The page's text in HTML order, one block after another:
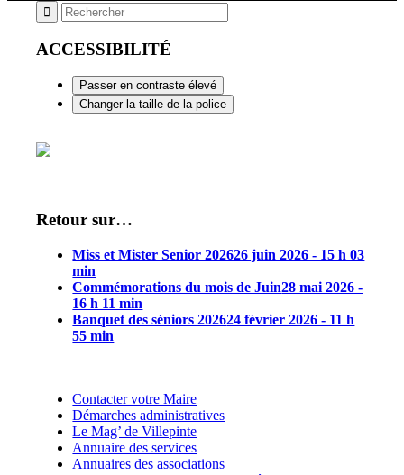
ACCESSIBILITÉ
Passer en contraste élevé
Changer la taille de la police
Retour sur…
Miss et Mister Senior 202626 juin 2026 - 15 h 03
min
Commémorations du mois de Juin28 mai 2026 -
16 h 11 min
Banquet des séniors 202624 février 2026 - 11 h
55 min
Contacter votre Maire
Démarches administratives
Le Mag’ de Villepinte
Annuaire des services
Annuaires des associations